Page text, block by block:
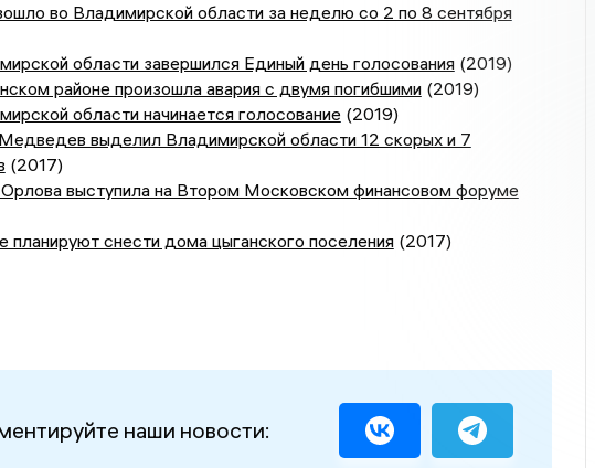
во Владимирской области за неделю со 2 по 8 сентября
области завершился Единый день голосования(2019)
районе произошла авария с двумя погибшими(2019)
области начинается голосование (2019)
выделил Владимирской области 12 скорых и 7
(2017)
выступила на Втором Московском финансовом форуме
планируют снести дома цыганского поселения(2017)
наши новости: